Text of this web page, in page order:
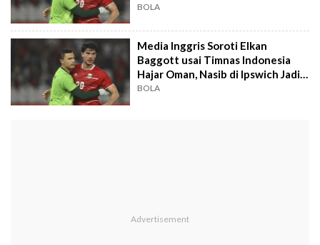
BOLA
Media Inggris Soroti Elkan
Baggott usai Timnas Indonesia
Hajar Oman, Nasib di Ipswich Jadi
Sorotan
BOLA